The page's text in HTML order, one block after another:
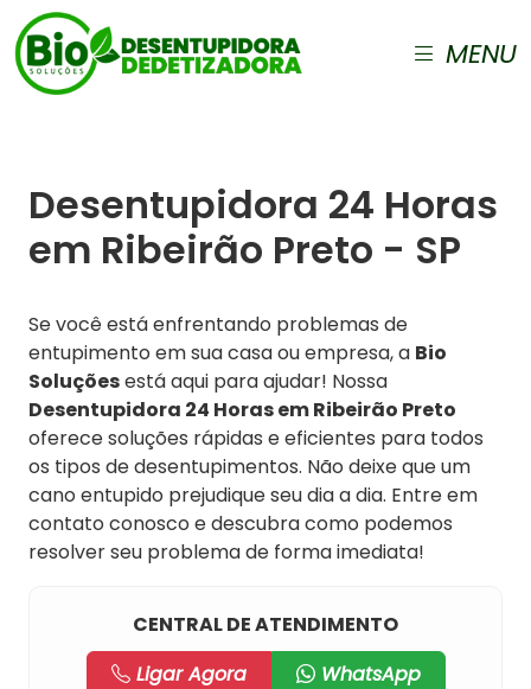
MENU
Desentupidora 24 Horas
em Ribeirão Preto - SP
Se você está enfrentando problemas de
entupimento em sua casa ou empresa, a Bio
Soluçõesestá aqui para ajudar! Nossa
Desentupidora 24 Horas em Ribeirão Preto
oferece soluções rápidas e eficientes para todos
os tipos de desentupimentos. Não deixe que um
cano entupido prejudique seu dia a dia. Entre em
contato conosco e descubra como podemos
resolver seu problema de forma imediata!
CENTRAL DE ATENDIMENTO
Ligar Agora
WhatsApp